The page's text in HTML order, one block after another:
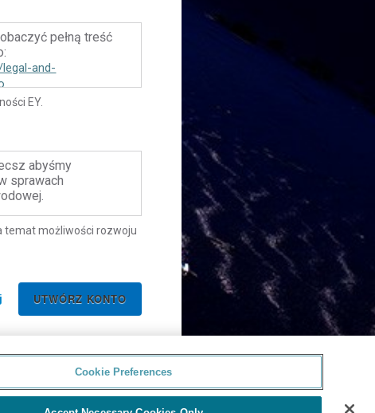
pełną treść
and-
EY.
abyśmy
sprawach
temat możliwości rozwoju
Cookie Preferences